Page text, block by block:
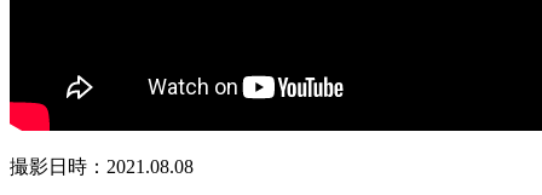
撮影日時：2021.08.08